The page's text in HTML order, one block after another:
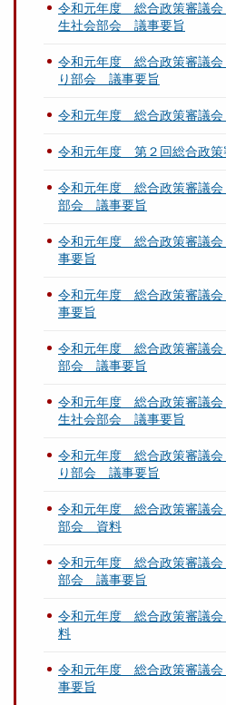
令和元年度 総合政策審議
生社会部会 議事要旨
令和元年度 総合政策審議
り部会 議事要旨
令和元年度 総合政策審議
令和元年度 第２回総合政
令和元年度 総合政策審議
部会 議事要旨
令和元年度 総合政策審議
事要旨
令和元年度 総合政策審議
事要旨
令和元年度 総合政策審議
部会 議事要旨
令和元年度 総合政策審議
生社会部会 議事要旨
令和元年度 総合政策審議
り部会 議事要旨
令和元年度 総合政策審議
部会 資料
令和元年度 総合政策審議
部会 議事要旨
令和元年度 総合政策審議
料
令和元年度 総合政策審議
事要旨